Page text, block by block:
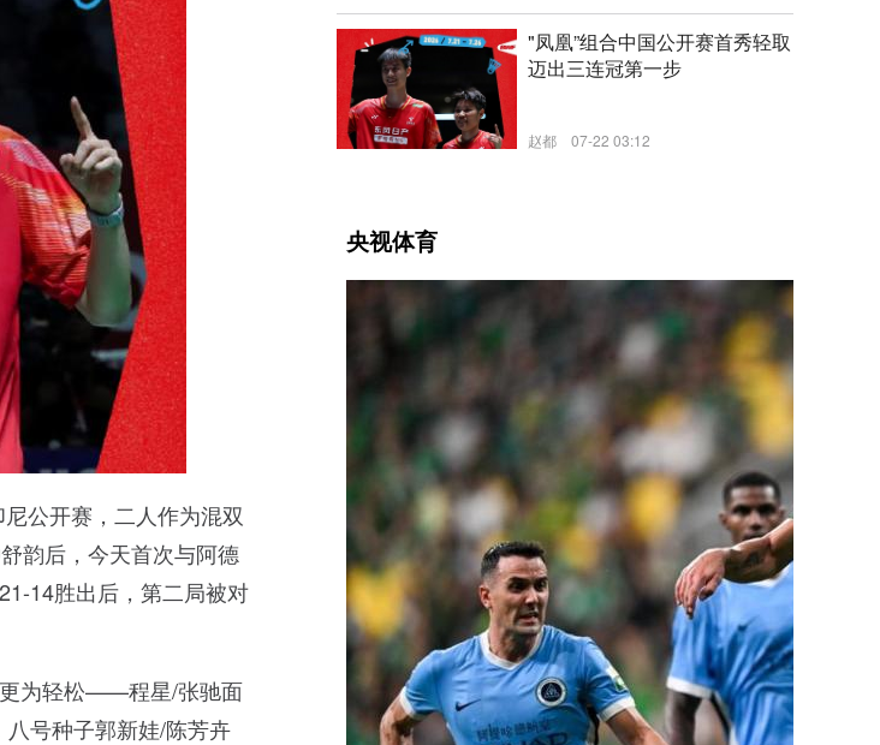
公开赛，二人作为混双
韵后，今天首次与阿德
14胜出后，第二局被对
更为轻松——程星/张驰面
号种子郭新娃/陈芳卉
新闻
"凤凰”组合中国公开赛首秀轻取
迈出三连冠第一步
赵都 07-22 03:12